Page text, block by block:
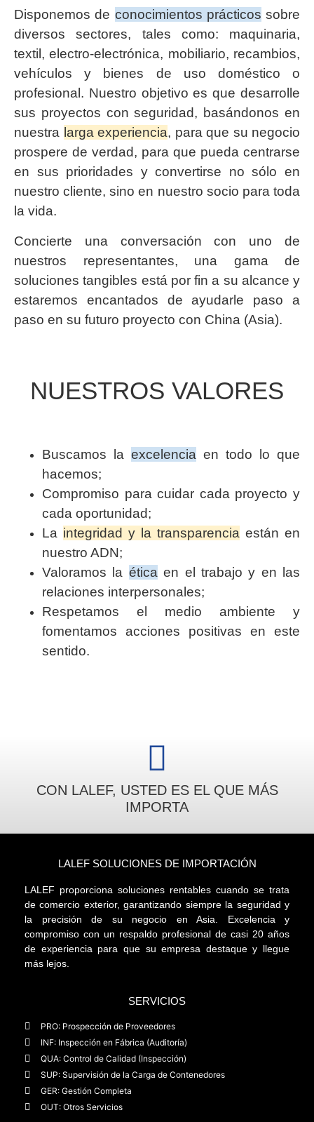
Disponemos de conocimientos prácticos sobre
diversos sectores, tales como: maquinaria,
textil, electro-electrónica, mobiliario, recambios,
vehículos y bienes de uso doméstico o
profesional. Nuestro objetivo es que desarrolle
sus proyectos con seguridad, basándonos en
nuestra larga experiencia, para que su negocio
prospere de verdad, para que pueda centrarse
en sus prioridades y convertirse no sólo en
nuestro cliente, sino en nuestro socio para toda
la vida.
Concierte una conversación con uno de
nuestros representantes, una gama de
soluciones tangibles está por fin a su alcance y
estaremos encantados de ayudarle paso a
paso en su futuro proyecto con China (Asia).
NUESTROS VALORES
Buscamos la excelencia en todo lo que
hacemos;
Compromiso para cuidar cada proyecto y
cada oportunidad;
La integridad y la transparencia están en
nuestro ADN;
Valoramos la éticaen el trabajo y en las
relaciones interpersonales;
Respetamos el medio ambiente y
fomentamos acciones positivas en este
sentido.
CON LALEF, USTED ES EL QUE MÁS
IMPORTA
LALEF SOLUCIONES DE IMPORTACIÓN
LALEF proporciona soluciones rentables cuando se trata
de comercio exterior, garantizando siempre la seguridad y
la precisión de su negocio en Asia. Excelencia y
compromiso con un respaldo profesional de casi 20 años
de experiencia para que su empresa destaque y llegue
más lejos.
SERVICIOS
PRO: Prospección de Proveedores
INF: Inspección en Fábrica (Auditoría)
QUA: Control de Calidad (Inspección)
SUP: Supervisión de la Carga de Contenedores
GER: Gestión Completa
OUT: Otros Servicios